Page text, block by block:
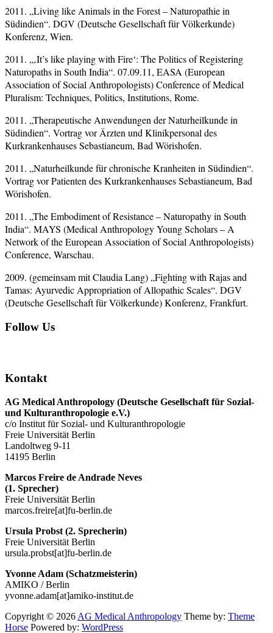
2011. „Living like Animals in the Forest – Naturopathie in
Südindien“. DGV (Deutsche Gesellschaft für Völkerkunde)
Konferenz, Wien.
2011. „‚It’s like playing with Fire‘: The Politics of Registering
Naturopaths in South India“. 07.09.11, EASA (European
Association of Social Anthropologists) Conference of Medical
Pluralism: Techniques, Politics, Institutions, Rome.
2011. „Therapeutische Anwendungen der Naturheilkunde in
Südindien“. Vortrag vor Ärzten und Klinikpersonal des
Kurkrankenhauses Sebastianeum, Bad Wörishofen.
2011. „Naturheilkunde für chronische Kranheiten in Südindien“.
Vortrag vor Patienten des Kurkrankenhauses Sebastianeum, Bad
Wörishofen.
2011. „The Embodiment of Resistance – Naturopathy in South
India“. MAYS (Medical Anthropology Young Scholars – A
Network of the European Association of Social Anthropologists)
Conference, Warschau.
2009. (gemeinsam mit Claudia Lang) „Fighting with Rajas and
Tamas: Ayurvedic Appropriation of Allopathic Scales“. DGV
(Deutsche Gesellschaft für Völkerkunde) Konferenz, Frankfurt.
Follow Us
Kontakt
AG Medical Anthropology (Deutsche Gesellschaft für Sozial-
und Kulturanthropologie e.V.)
c/o Institut für Sozial- und Kulturanthropologie
Freie Universität Berlin
Landoltweg 9-11
14195 Berlin
Marcos Freire de Andrade Neves
(1. Sprecher)
Freie Universität Berlin
marcos.freire[at]fu-berlin.de
Ursula Probst (2. Sprecherin)
Freie Universität Berlin
ursula.probst[at]fu-berlin.de
Yvonne Adam (Schatzmeisterin)
AMIKO / Berlin
yvonne.adam[at]amiko-institut.de
Copyright © 2026 AG Medical Anthropology Theme by: Theme
Horse Powered by: WordPress